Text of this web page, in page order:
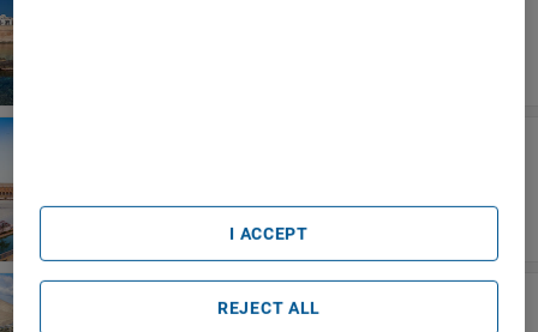
Fuerteventura
Iberostar Waves Playa Gaviotas
REJECT ALL
I ACCEPT